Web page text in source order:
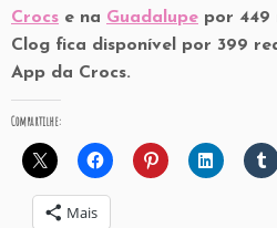
Crocs e na Guadalupe por 449
Clog fica disponível por 399
App da Crocs.
Compartilhe:
Mais